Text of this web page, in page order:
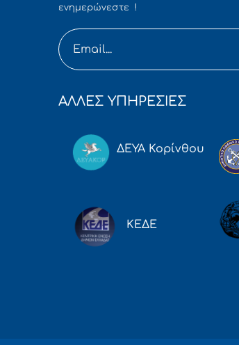
ενημερώνεστε !
ΑΛΛΕΣ ΥΠΗΡΕΣΙΕΣ
ΔΕΥΑ Κορίνθου
ΚΕΔΕ